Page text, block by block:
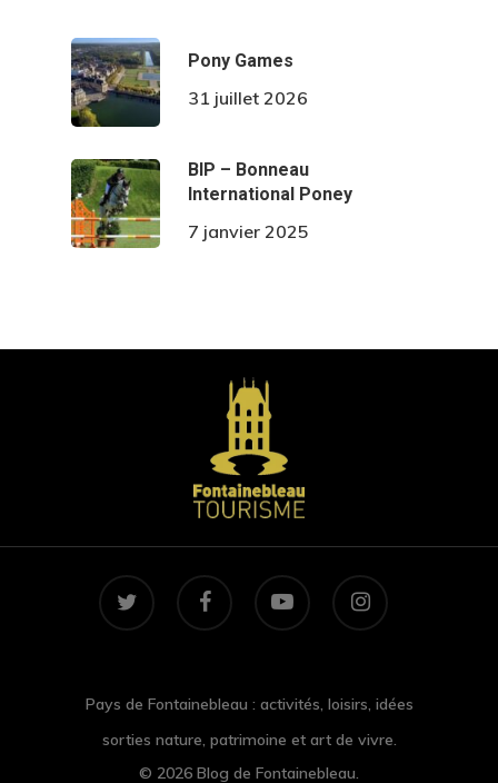
Pony Games
31 juillet 2026
BIP – Bonneau
International Poney
7 janvier 2025
twitter facebook youtube instagram
Pays de Fontainebleau : activités, loisirs, idées
sorties nature, patrimoine et art de vivre.
© 2026 Blog de Fontainebleau.